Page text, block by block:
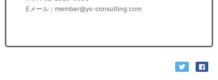
Eメール：member@ys-consulting.com